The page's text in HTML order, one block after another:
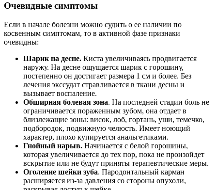
Очевидные симптомы
Если в начале болезни можно судить о ее наличии по
косвенным симптомам, то в активной фазе признаки
очевидны:
Шарик на десне. Киста увеличиваясь продвигается
наружу. На десне ощущается шарик с горошину,
постепенно он достигает размера 1 см и более. Без
лечения экссудат стравливается в ткани десны и
вызывает воспаление.
Обширная болевая зона. На последней стадии боль не
ограничивается пораженным зубом, она отдает в
близлежащие зоны: висок, лоб, гортань, уши, темечко,
подбородок, подвижную челюсть. Имеет ноющий
характер, плохо купируется анальгетиками.
Гнойный нарыв. Начинается с белой горошины,
которая увеличивается до тех пор, пока не произойдет
вскрытие или не будут приняты терапевтические меры.
Оголение шейки зуба. Пародонтальный карман
расширяется из-за давления со стороны опухоли,